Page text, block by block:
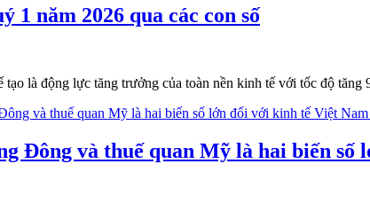
1 năm 2026 qua các con số
tạo là động lực tăng trưởng của toàn nền kinh tế với tốc độ tăng
Đông và thuế quan Mỹ là hai biến số